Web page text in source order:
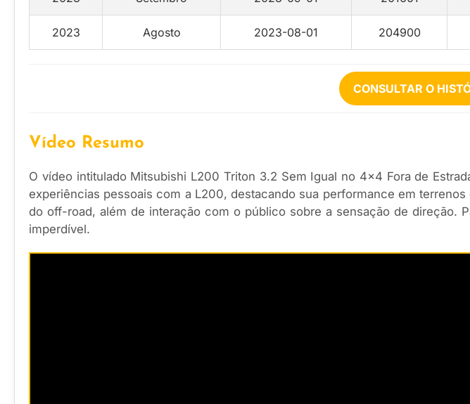
2023 Agosto 2023-08-01 204900
CONSULTAR O
Vídeo Resumo
O vídeo intitulado Mitsubishi L200 Triton 3.2 Sem Igual no 4×4 Fora de
experiências pessoais com a L200, destacando sua performance em
do off-road, além de interação com o público sobre a sensação de direção.
imperdível.